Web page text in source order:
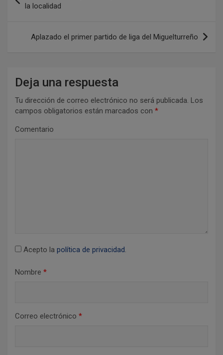
la localidad
Aplazado el primer partido de liga del Miguelturreño
Deja una respuesta
Tu dirección de correo electrónico no será publicada. Los
campos obligatorios están marcados con *
Comentario
Acepto la política de privacidad.
Nombre *
Correo electrónico *